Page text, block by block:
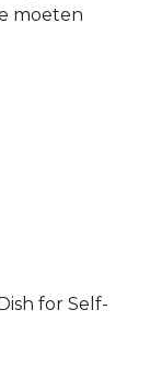
moeten
for Self-